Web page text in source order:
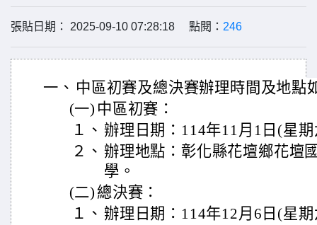
張貼日期： 2025-09-10 07:28:18 點閱： 246
一、 中區初賽及總決賽辦理時間及地點
(一) 中區初賽：
１、 辦理日期：114年11月1日(星
２、 辦理地點：彰化縣花壇鄉花壇
學。
(二)總決賽：
１、 辦理日期：114年12月6日(星